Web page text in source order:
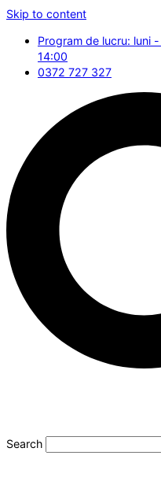
Skip to content
Program de lucru: luni
14:00
0372 727 327
Search